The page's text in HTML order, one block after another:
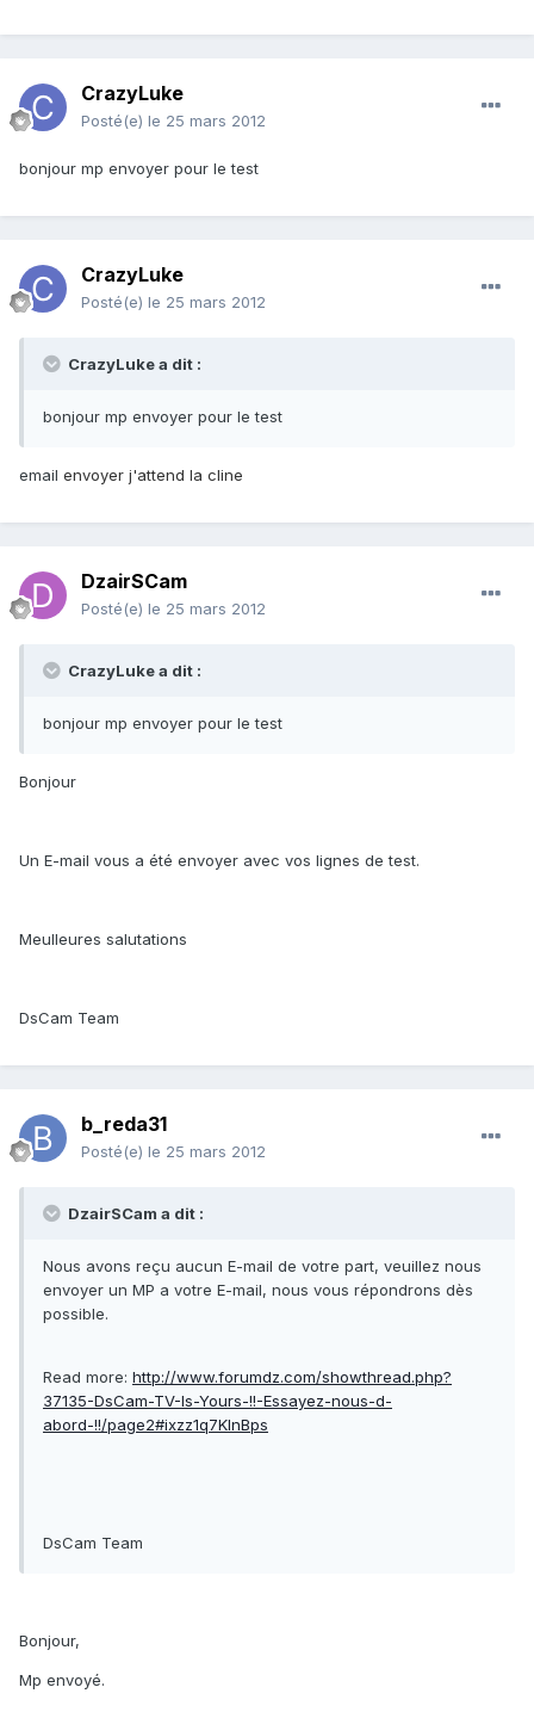
CrazyLuke
Posté(e) le 25 mars 2012
bonjour mp envoyer pour le test
CrazyLuke
Posté(e) le 25 mars 2012
CrazyLuke a dit :
bonjour mp envoyer pour le test
email envoyer j'attend la cline
DzairSCam
Posté(e) le 25 mars 2012
CrazyLuke a dit :
bonjour mp envoyer pour le test
Bonjour
Un E-mail vous a été envoyer avec vos lignes de test.
Meulleures salutations
DsCam Team
b_reda31
Posté(e) le 25 mars 2012
DzairSCam a dit :
Nous avons reçu aucun E-mail de votre part, veuillez nous
envoyer un MP a votre E-mail, nous vous répondrons dès
possible.
Read more: http://www.forumdz.com/showthread.php?
37135-DsCam-TV-Is-Yours-!!-Essayez-nous-d-
abord-!!/page2#ixzz1q7KInBps
DsCam Team
Bonjour,
Mp envoyé.